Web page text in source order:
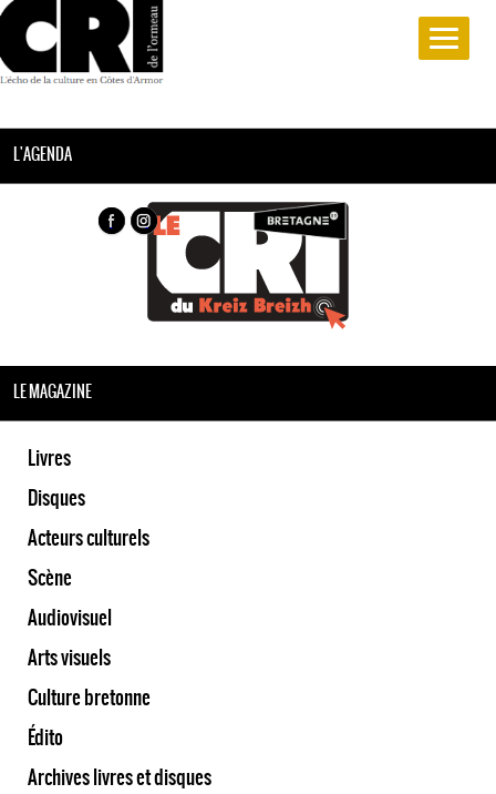
L'AGENDA
LE MAGAZINE
Livres
Disques
Acteurs culturels
Scène
Audiovisuel
Arts visuels
Culture bretonne
Édito
Archives livres et disques